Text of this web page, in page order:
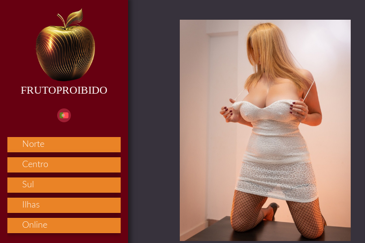
FRUTOPROIBIDO
Norte
Centro
Sul
Ilhas
Online